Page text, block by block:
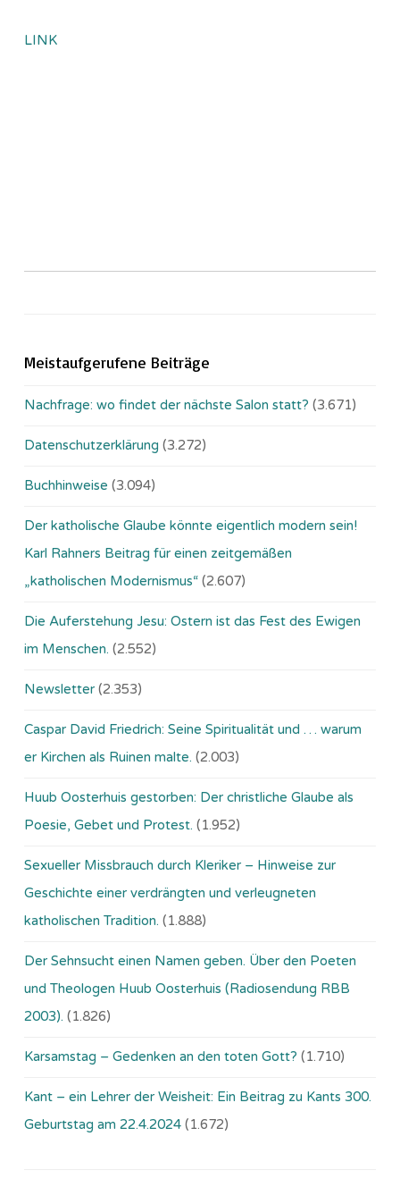
LINK
Meistaufgerufene Beiträge
Nachfrage: wo findet der nächste Salon statt? (3.671)
Datenschutzerklärung (3.272)
Buchhinweise (3.094)
Der katholische Glaube könnte eigentlich modern sein!
Karl Rahners Beitrag für einen zeitgemäßen
„katholischen Modernismus“ (2.607)
Die Auferstehung Jesu: Ostern ist das Fest des Ewigen
im Menschen. (2.552)
Newsletter (2.353)
Caspar David Friedrich: Seine Spiritualität und … warum
er Kirchen als Ruinen malte. (2.003)
Huub Oosterhuis gestorben: Der christliche Glaube als
Poesie, Gebet und Protest. (1.952)
Sexueller Missbrauch durch Kleriker – Hinweise zur
Geschichte einer verdrängten und verleugneten
katholischen Tradition. (1.888)
Der Sehnsucht einen Namen geben. Über den Poeten
und Theologen Huub Oosterhuis (Ra­dio­sen­dung RBB
2003). (1.826)
Karsamstag – Gedenken an den toten Gott? (1.710)
Kant – ein Lehrer der Weisheit: Ein Beitrag zu Kants 300.
Geburtstag am 22.4.2024 (1.672)